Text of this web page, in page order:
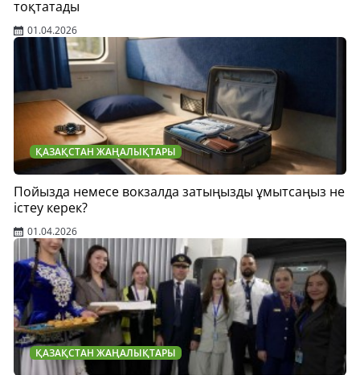
тоқтатады
01.04.2026
ҚАЗАҚСТАН ЖАҢАЛЫҚТАРЫ
Пойызда немесе вокзалда затыңызды ұмытсаңыз не
істеу керек?
01.04.2026
ҚАЗАҚСТАН ЖАҢАЛЫҚТАРЫ